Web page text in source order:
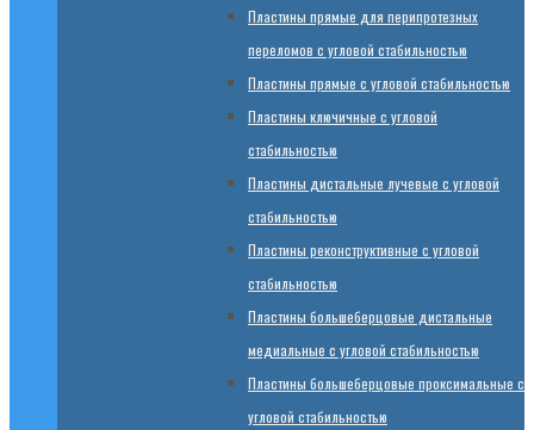
Пластины прямые для перипротезных
переломов с угловой стабильностью
Пластины прямые с угловой стабильностью
Пластины ключичные с угловой
стабильностью
Пластины дистальные лучевые с угловой
стабильностью
Пластины реконструктивные с угловой
стабильностью
Пластины большеберцовые дистальные
медиальные с угловой стабильностью
Пластины большеберцовые проксимальные с
угловой стабильностью